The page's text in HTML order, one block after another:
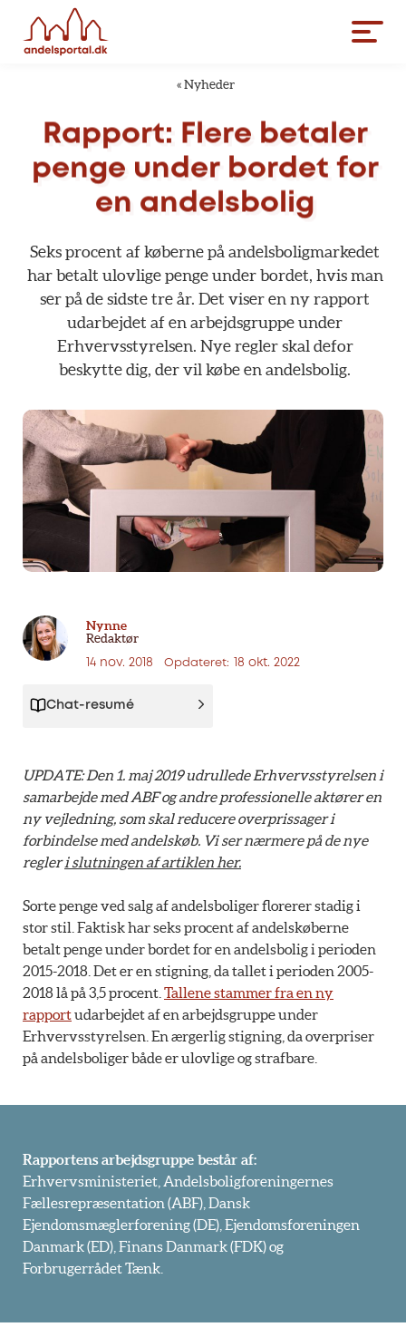
« Nyheder
Rapport: Flere betaler
penge under bordet for
en andelsbolig
Seks procent af køberne på andelsboligmarkedet
har betalt ulovlige penge under bordet, hvis man
ser på de sidste tre år. Det viser en ny rapport
udarbejdet af en arbejdsgruppe under
Erhvervsstyrelsen. Nye regler skal defor
beskytte dig, der vil købe en andelsbolig.
Nynne
Redaktør
14 nov. 2018 Opdateret: 18 okt. 2022
Chat-resumé
UPDATE: Den 1. maj 2019 udrullede Erhvervsstyrelsen i
samarbejde med ABF og andre professionelle aktører en
ny vejledning, som skal reducere overprissager i
forbindelse med andelskøb. Vi ser nærmere på de nye
regleri slutningen af artiklen her.
Sorte penge ved salg af andelsboliger florerer stadig i
stor stil. Faktisk har seks procent af andelskøberne
betalt penge under bordet for en andelsbolig i perioden
2015-2018. Det er en stigning, da tallet i perioden 2005-
2018 lå på 3,5 procent. Tallene stammer fra en ny
rapportudarbejdet af en arbejdsgruppe under
Erhvervsstyrelsen. En ærgerlig stigning, da overpriser
på andelsboliger både er ulovlige og strafbare.
Rapportens arbejdsgruppe består af:
Erhvervsministeriet, Andelsboligforeningernes
Fællesrepræsentation (ABF), Dansk
Ejendomsmæglerforening (DE), Ejendomsforeningen
Danmark (ED), Finans Danmark (FDK) og
Forbrugerrådet Tænk.